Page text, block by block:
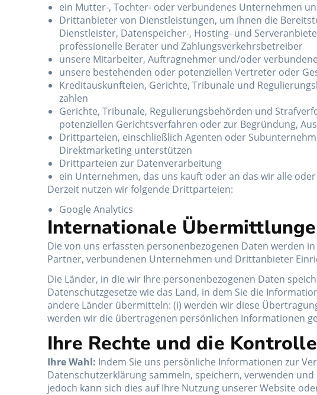
ein Mutter-, Tochter- oder verbundenes Unternehmen
Drittanbieter von Dienstleistungen, um ihnen die
Dienstleister, Datenspeicher-, Hosting- und
professionelle Berater und Zahlungsverkehrsbetreiber
unsere Mitarbeiter, Auftragnehmer und/oder
unsere bestehenden oder potenziellen Vertreter oder
Kreditauskunfteien, Gerichte, Tribunale und
zahlen
Gerichte, Tribunale, Regulierungsbehörden und
potenziellen Gerichtsverfahren oder zur Begründung,
Drittparteien, einschließlich Agenten oder
Direktmarketing unterstützen
Drittparteien zur Datenverarbeitung
ein Unternehmen, das uns kauft oder an das wir alle
Derzeit nutzen wir folgende Drittparteien:
Google Analytics
Internationale
Die von uns erfassten personenbezogenen Daten werden
Partner, verbundenen Unternehmen und Drittanbieter
Die Länder, in die wir Ihre personenbezogenen Daten
Datenschutzgesetze wie das Land, in dem Sie die
andere Länder übermitteln: (i) werden wir diese
werden wir die übertragenen persönlichen Informationen
Ihre Rechte und die
Ihre Wahl: Indem Sie uns persönliche Informationen zur
Datenschutzerklärung sammeln, speichern, verwenden
jedoch kann sich dies auf Ihre Nutzung unserer Website